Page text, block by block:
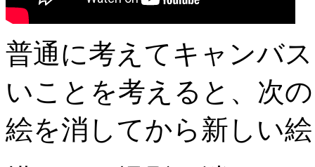
普通に考えてキャンバ
いことを考えると、次
絵を消してから新しい